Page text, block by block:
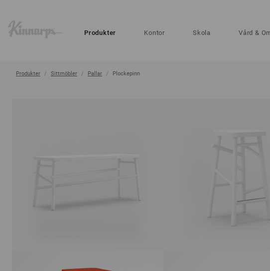
Produkter Kontor Skola Vård &
Produkter Sittmöbler Pallar Plockepinn